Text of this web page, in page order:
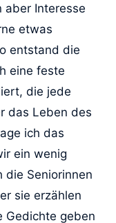
aber Interesse
etwas
entstand die
eine feste
die jede
das Leben des
ich das
ein wenig
die Seniorinnen
sie erzählen
Gedichte geben